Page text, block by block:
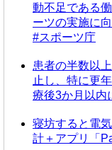
動不足である
ーツの実施に
#スポーツ庁
患者の半数以
止し、特に更
療後3か月以内
寝坊すると電
計＋アプリ「